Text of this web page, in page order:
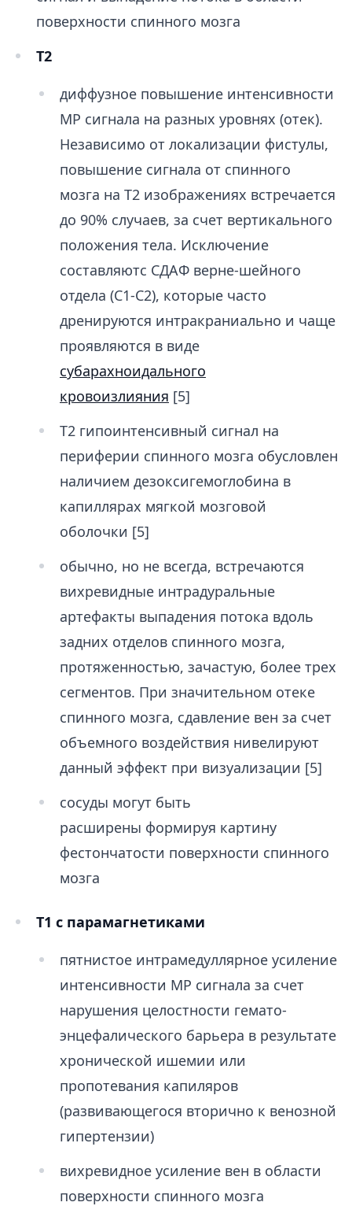
поверхности спинного мозга
T2
диффузное повышение интенсивности
МР сигнала на разных уровнях (отек).
Независимо от локализации фистулы,
повышение сигнала от спинного
мозга на Т2 изображениях встречается
до 90% случаев, за счет вертикального
положения тела. Исключение
составляютс СДАФ верне-шейного
отдела (С1-С2), которые часто
дренируются интракраниально и чаще
проявляются в виде
субарахноидального
кровоизлияния [5]
T2 гипоинтенсивный сигнал на
периферии спинного мозга обусловлен
наличием дезоксигемоглобина в
капиллярах мягкой мозговой
оболочки [5]
обычно, но не всегда, встречаются
вихревидные интрадуральные
артефакты выпадения потока вдоль
задних отделов спинного мозга,
протяженностью, зачастую, более трех
сегментов. При значительном отеке
спинного мозга, сдавление вен за счет
объемного воздействия нивелируют
данный эффект при визуализации [5]
сосуды могут быть
расширены формируя картину
фестончатости поверхности спинного
мозга
T1 с парамагнетиками
пятнистое интрамедуллярное усиление
интенсивности МР сигнала за счет
нарушения целостности гемато-
энцефалического барьера в результате
хронической ишемии или
пропотевания капиляров
(развивающегося вторично к венозной
гипертензии)
вихревидное усиление вен в области
поверхности спинного мозга